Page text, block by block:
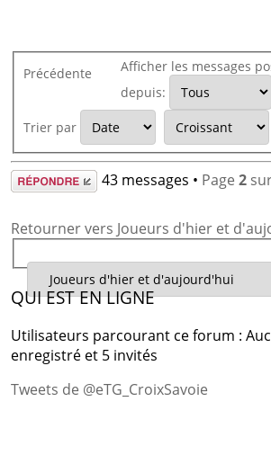
Précédente
Afficher les messages
depuis:
Trier par
Répondre 43 messages • Page 2
Retourner vers Joueurs d'hier et
QUI EST EN LIGNE
Utilisateurs parcourant ce forum :
enregistré et 5 invités
Tweets de @eTG_CroixSavoie